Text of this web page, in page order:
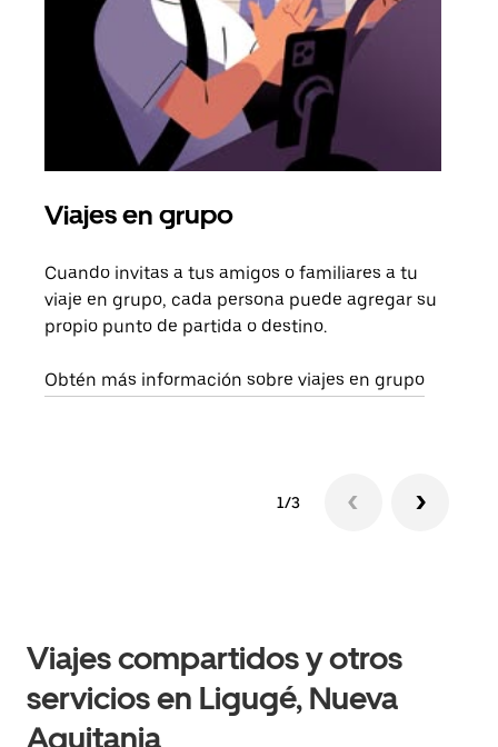
Viajes en grupo
Cuando invitas a tus amigos o familiares a tu
viaje en grupo, cada persona puede agregar su
propio punto de partida o destino.
Obtén más información sobre viajes en grupo
1/3
Viajes compartidos y otros
servicios en Ligugé, Nueva
Aquitania